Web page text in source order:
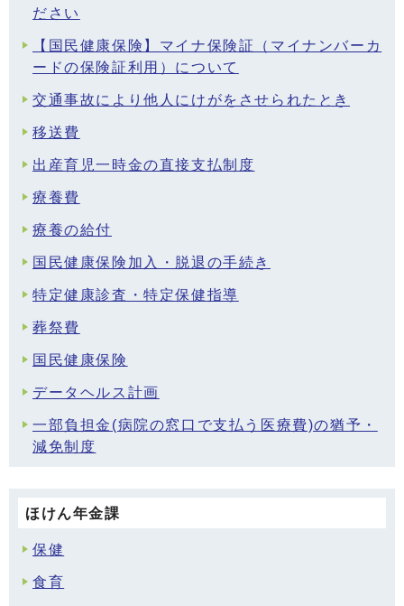
ださい
【国民健康保険】マイナ保険証（マイナンバーカ
ードの保険証利用）について
交通事故により他人にけがをさせられたとき
移送費
出産育児一時金の直接支払制度
療養費
療養の給付
国民健康保険加入・脱退の手続き
特定健康診査・特定保健指導
葬祭費
国民健康保険
データヘルス計画
一部負担金(病院の窓口で支払う医療費)の猶予・
減免制度
ほけん年金課
保健
食育